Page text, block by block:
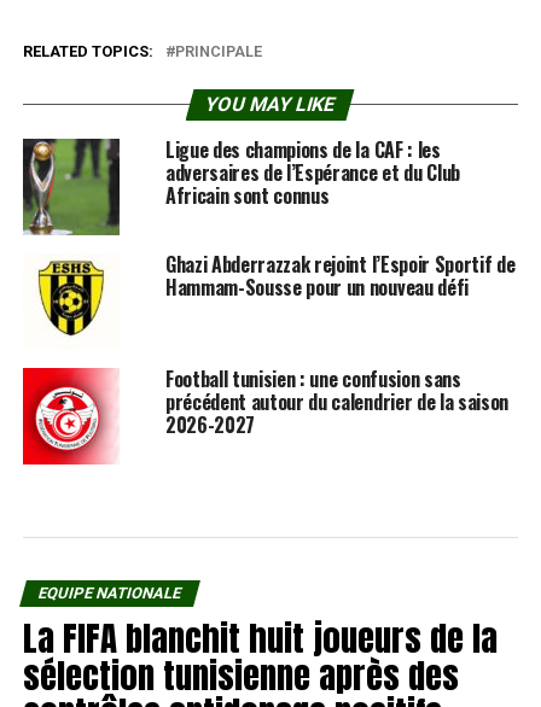
RELATED TOPICS: PRINCIPALE
YOU MAY LIKE
Ligue des champions de la CAF : les
adversaires de l’Espérance et du Club
Africain sont connus
Ghazi Abderrazzak rejoint l’Espoir Sportif de
Hammam-Sousse pour un nouveau défi
Football tunisien : une confusion sans
précédent autour du calendrier de la saison
2026-2027
EQUIPE NATIONALE
La FIFA blanchit huit joueurs de la
sélection tunisienne après des